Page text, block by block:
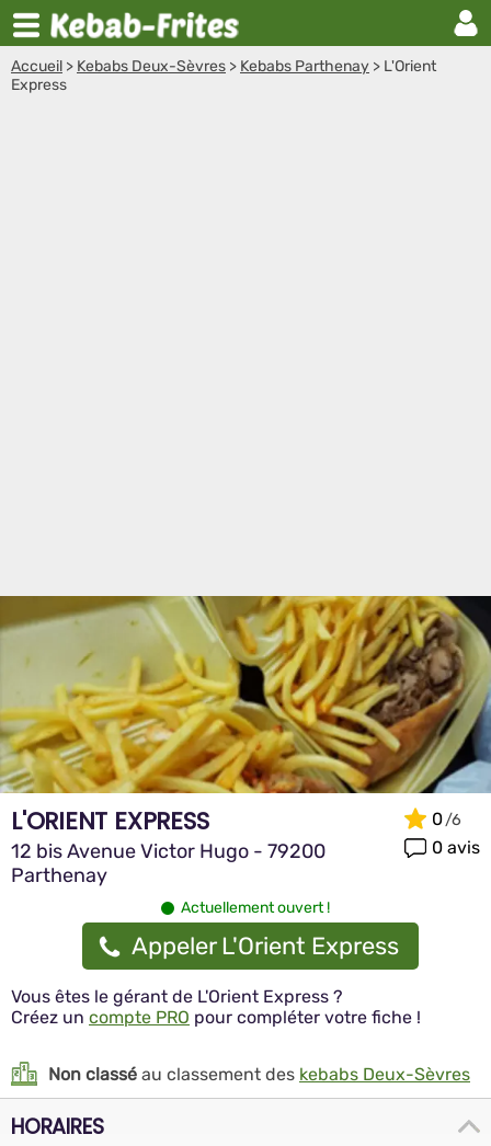
Accueil > Kebabs Deux-Sèvres > Kebabs Parthenay > L'Orient
Express
L'ORIENT EXPRESS
12 bis Avenue Victor Hugo - 79200
Parthenay
0
0 avis
Actuellement ouvert !
Appeler L'Orient Express
Vous êtes le gérant de L'Orient Express ?
Créez un compte PRO pour compléter votre fiche !
Non classé au classement des kebabs Deux-Sèvres
HORAIRES